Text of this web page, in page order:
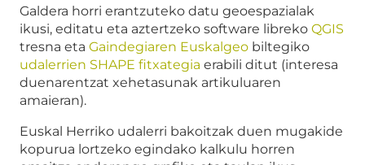
Galdera horri erantzuteko datu geoespazialak
ikusi, editatu eta aztertzeko software libreko QGIS
tresna eta Gaindegiaren Euskalgeo biltegiko
udalerrien SHAPE fitxategia erabili ditut (interesa
duenarentzat xehetasunak artikuluaren
amaieran).
Euskal Herriko udalerri bakoitzak duen mugakide
kopurua lortzeko egindako kalkulu horren